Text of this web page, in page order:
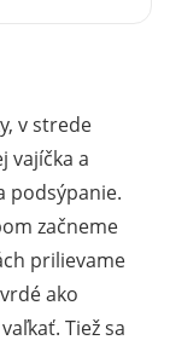
v strede
vajíčka a
podsýpanie.
začneme
prilievame
ako
Tiež sa